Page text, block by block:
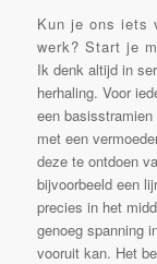
Kun je ons iets
werk? Start je
Ik denk altijd in
herhaling. Voor
een
met een
deze te ontdoen
bijvoorbeeld een
precies in het
genoeg spanning
vooruit kan. Het